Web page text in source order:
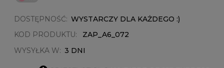
DOSTĘPNOŚĆ: WYSTARCZY DLA KAŻDEGO :)
KOD PRODUKTU:
ZAP_A6_072
WYSYŁKA W: 3 DNI